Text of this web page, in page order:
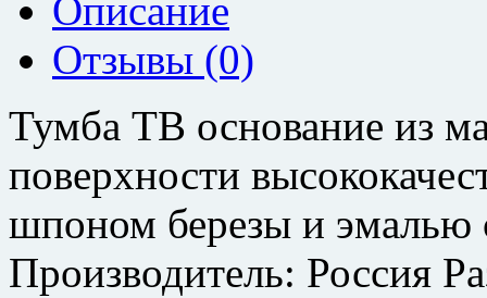
Описание
Отзывы (0)
Тумба ТВ основание из
поверхности
шпоном березы и эмалью
Производитель: Россия